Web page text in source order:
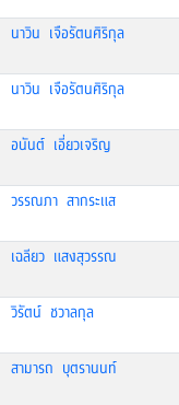
นาวิน เจือรัตนศิริกุล
นาวิน เจือรัตนศิริกุล
อนันต์ เอี่ยวเจริญ
วรรณภา สากระแส
เฉลียว แสงสุวรรณ
วิรัตน์ ชวาลกุล
สามารถ บุตรานนท์